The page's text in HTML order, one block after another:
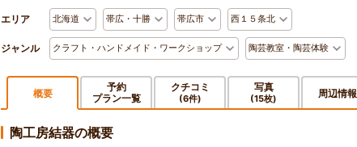
エリア 北海道 帯広・十勝 帯広市 西１５条北
ジャンル クラフト・ハンドメイド・ワークショップ 陶芸教室・陶芸体験
概要
予約
プラン一覧
クチコミ
(6件)
写真
(15枚) 周辺情報
陶工房結器の概要